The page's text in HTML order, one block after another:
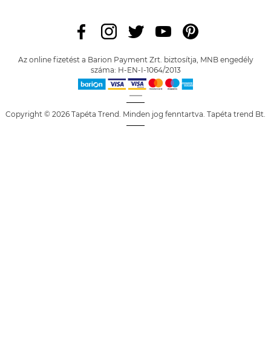
Az online fizetést a Barion Payment Zrt. biztosítja, MNB engedély
száma: H-EN-I-1064/2013
Copyright © 2026 Tapéta Trend. Minden jog fenntartva. Tapéta trend Bt.